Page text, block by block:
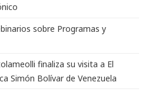
sobre Programas y
finaliza su visita a El
Simón Bolívar de Venezuela